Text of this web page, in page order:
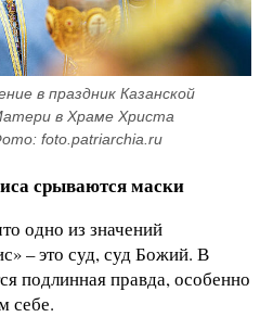
в праздник Казанской
в Храме Христа
foto.patriarchia.ru
срываются маски
одно из значений
– это суд, суд Божий. В
подлинная правда, особенно
себе.